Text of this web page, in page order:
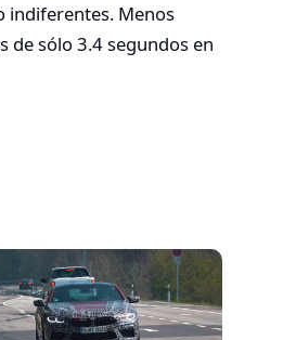
indiferentes. Menos
de sólo 3.4 segundos en